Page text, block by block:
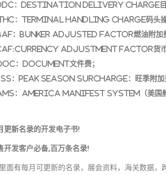
：Destination Delivery Charge目的
：Terminal Handling Charge码头操作
：Bunker Adjusted Factor燃油附加
Adjustment Factor货币贬
：Document文件费；
：Peak Season Surcharge：旺季附加
：America Manifest System（美国舱
更新名录的开发电子书!
开发客户必备,百万条名录!
里面有每月可更新的名录，展会资料，海关数据，